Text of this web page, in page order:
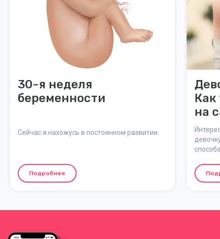
30-я неделя
беременности
Сейчас я нахожусь в постоянном развитии.
Подробнее
Как
на